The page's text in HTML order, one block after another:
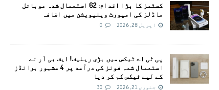
کسٹمز کا بڑا اقدام: 62 استعمال شدہ موبائل
ماڈلز کی امپورٹ ویلیویشن میں اضافہ
اپریل 28, 2026 0
پی ٹی اے ٹیکس میں بڑی ریلیف! ایف بی آر نے
استعمال شدہ فونز کی درآمد پر 4 مشہور برانڈز
کے لیے ٹیکس کم کر دیا
جنوری 21, 2026 30